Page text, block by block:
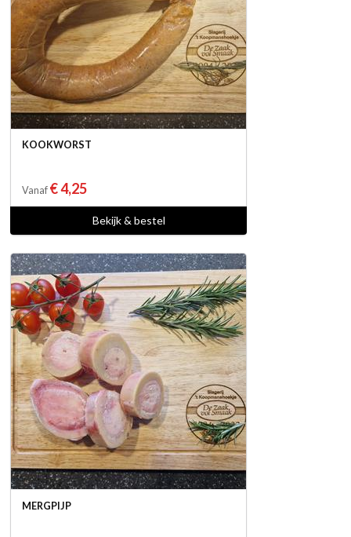
KOOKWORST
Vanaf € 4,25
Bekijk & bestel
MERGPIJP